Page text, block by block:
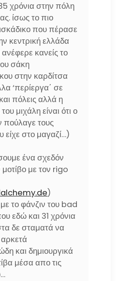
χρόνια στην πόλη
ίσως το πιο
που πέρασε
κεντρική ελλάδα
κανείς το
σάκη
στην καρδίτσα
‘περίεργα΄ σε
πόλεις αλλά η
μιχάλη είναι ότι ο
πούλαγε τους
είχε στο μαγαζί…)
ένα σχεδόν
μοτίβο με τον rigo
)
το φάνζιν του bad
εδώ και 31 χρόνια
δε σταματά να
και δημιουργικά
μέσα απο τις